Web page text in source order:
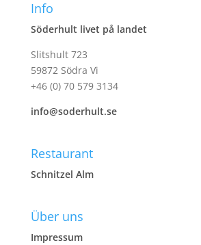
Info
Söderhult livet på landet
Slitshult 723
59872 Södra Vi
+46 (0) 70 579 3134
info@soderhult.se
Restaurant
Schnitzel Alm
Über uns
Impressum